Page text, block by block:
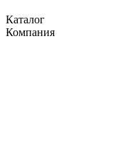
Каталог
Компания